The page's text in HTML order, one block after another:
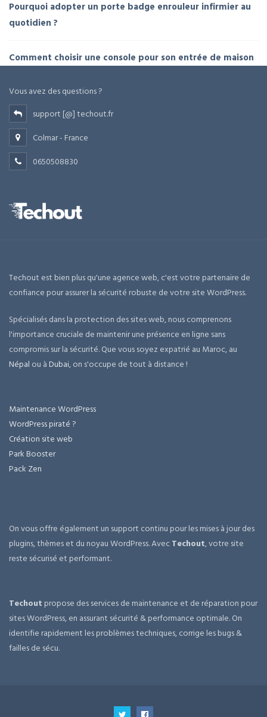
Pourquoi adopter un porte badge enrouleur infirmier au
quotidien ?
Comment choisir une console pour son entrée de maison
Vous avez des questions ?
support [@] techout.fr
Colmar - France
0650508830
Techout est bien plus qu'une agence web, c'est votre partenaire de
confiance pour assurer la sécurité robuste de votre site WordPress.
Spécialisés dans la protection des sites web, nous comprenons
l'importance cruciale de maintenir une présence en ligne sans
compromis sur la sécurité. Que vous soyez expatrié au Maroc, au
Népal ou àDubai, on s'occupe de tout à distance !
Maintenance WordPress
WordPress piraté ?
Création site web
Park Booster
Pack Zen
On vous offre également un support continu pour les mises à jour des
plugins, thèmes et du noyau WordPress. AvecTechout, votre site
reste sécurisé et performant.
Techout propose des services de maintenance et de réparation pour
sites WordPress, en assurant sécurité & performance optimale. On
identifie rapidement les problèmes techniques, corrige les bugs &
failles de sécu.